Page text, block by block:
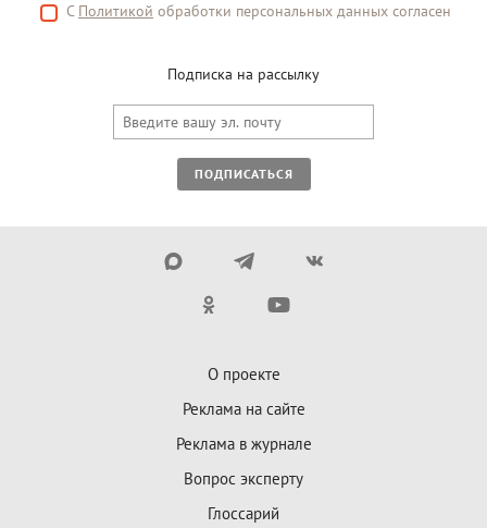
С Политикой обработки персональных данных согласен
Подписка на рассылку
ПОДПИСАТЬСЯ
О проекте
Реклама на сайте
Реклама в журнале
Вопрос эксперту
Глоссарий